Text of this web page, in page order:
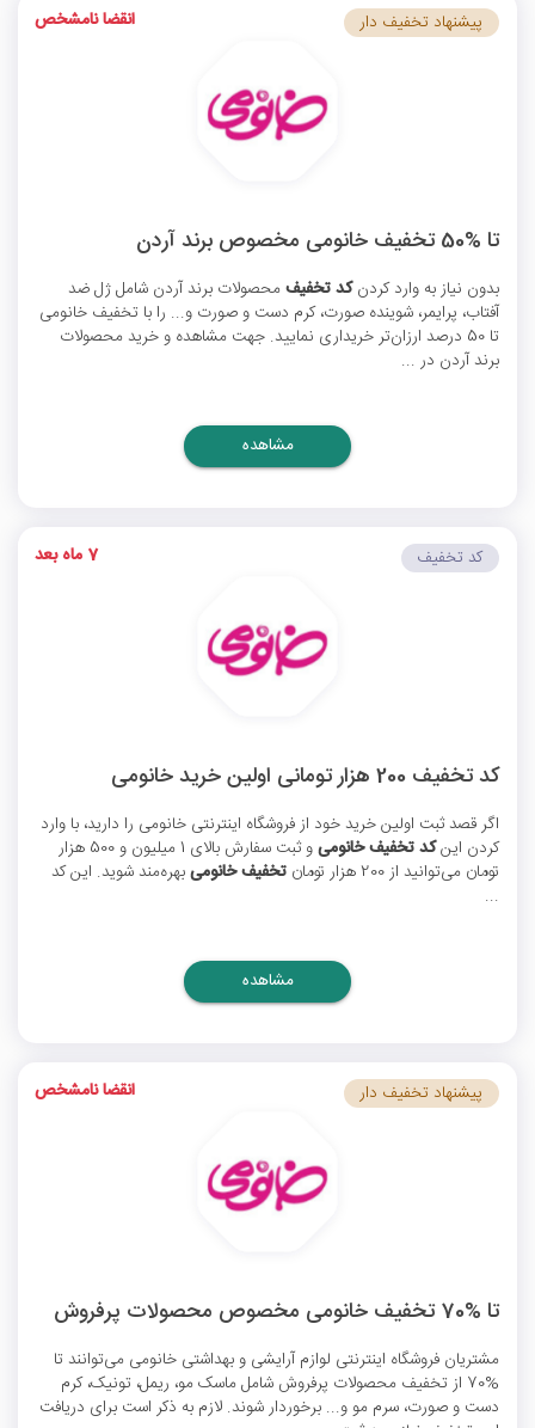
تا %50 تخفیف خانومی مخصوص برند آردن
بدون نیاز به وارد کردنکد تخفیف محصولات برند آردن شامل ژل ضد
آفتاب، پرایمر، شوینده صورت، کرم دست و صورت و... را با تخفیف خانومی
تا 50 درصد ارزان‌تر خریداری نمایید. جهت مشاهده و خرید محصولات
برند آردن در ...
پیشنهاد تخفیف دار انقضا نامشخص
مشاهده
کد تخفیف 200 هزار تومانی اولین خرید خانومی
اگر قصد ثبت اولین خرید خود از فروشگاه اینترنتی خانومی را دارید، با وارد
کردن اینکد تخفیف خانومی
و ثبت سفارش بالای 1 میلیون و 500 هزار
تومان می‌توانید از 200 هزار تومان
تخفیف خانومیبهره‌مند شوید. این کد
...
کد تخفیف 7 ماه بعد
مشاهده
تا %70 تخفیف خانومی مخصوص محصولات پرفروش
مشتریان فروشگاه اینترنتی لوازم آرایشی و بهداشتی خانومی می‌توانند تا
%70 از تخفیف محصولات پرفروش شامل ماسک مو، ریمل، تونیک، کرم
دست و صورت، سرم مو و... برخوردار شوند. لازم به ذکر است برای دریافت
پیشنهاد تخفیف دار انقضا نامشخص